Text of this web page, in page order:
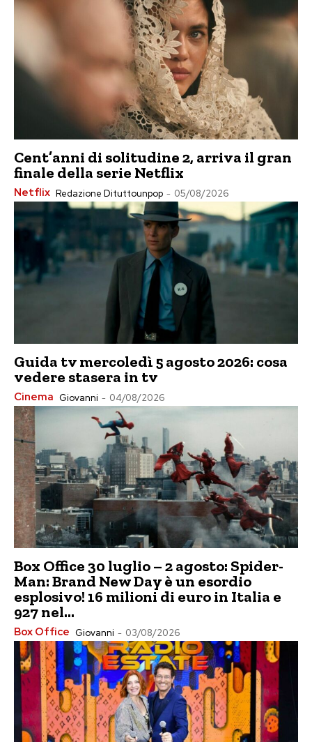
Cent’anni di solitudine 2, arriva il gran
finale della serie Netflix
Netflix Redazione Dituttounpop - 05/08/2026
Guida tv mercoledì 5 agosto 2026: cosa
vedere stasera in tv
Cinema Giovanni - 04/08/2026
Box Office 30 luglio – 2 agosto: Spider-
Man: Brand New Day è un esordio
esplosivo! 16 milioni di euro in Italia e
927 nel...
Box Office Giovanni - 03/08/2026